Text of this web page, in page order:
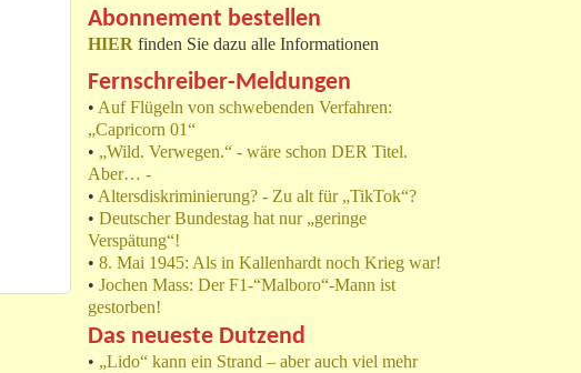
Abonnement bestellen
HIER finden Sie dazu alle Informationen
Fernschreiber-Meldungen
• Auf Flügeln von schwebenden Verfahren:
„Capricorn 01“
• „Wild. Verwegen.“ - wäre schon DER Titel.
Aber… -
• Altersdiskriminierung? - Zu alt für „TikTok“?
• Deutscher Bundestag hat nur „geringe
Verspätung“!
• 8. Mai 1945: Als in Kallenhardt noch Krieg war!
• Jochen Mass: Der F1-“Malboro“-Mann ist
gestorben!
Das neueste Dutzend
• „Lido“ kann ein Strand – aber auch viel mehr